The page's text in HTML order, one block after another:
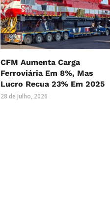
CFM Aumenta Carga
Ferroviária Em 8%, Mas
Lucro Recua 23% Em 2025
28 de Julho, 2026